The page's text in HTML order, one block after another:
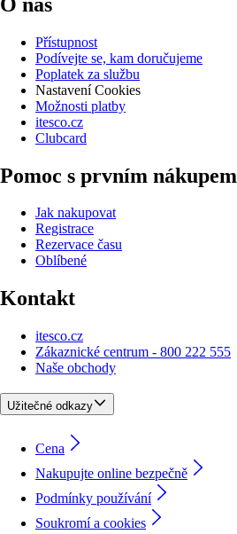
Přístupnost
Podívejte se, kam doručujeme
Poplatek za službu
Nastavení Cookies
Možnosti platby
itesco.cz
Clubcard
Pomoc s prvním nákupem
Jak nakupovat
Registrace
Rezervace času
Oblíbené
Kontakt
itesco.cz
Zákaznické centrum - 800 222 555
Naše obchody
Užitečné odkazy
Cena
Nakupujte online bezpečně
Podmínky používání
Soukromí a cookies